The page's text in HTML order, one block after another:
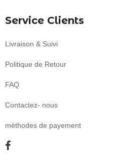
Service Clients
Livraison & Suivi
Politique de Retour
FAQ
Contactez- nous
méthodes de payement